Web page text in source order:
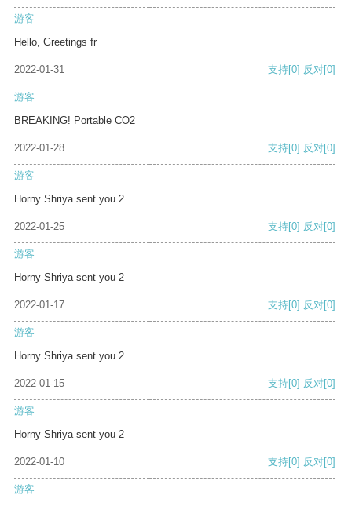
游客
Hello, Greetings fr
2022-01-31 支持[0] 反对[0]
游客
BREAKING! Portable CO2
2022-01-28 支持[0] 反对[0]
游客
Horny Shriya sent you 2
2022-01-25 支持[0] 反对[0]
游客
Horny Shriya sent you 2
2022-01-17 支持[0] 反对[0]
游客
Horny Shriya sent you 2
2022-01-15 支持[0] 反对[0]
游客
Horny Shriya sent you 2
2022-01-10 支持[0] 反对[0]
游客